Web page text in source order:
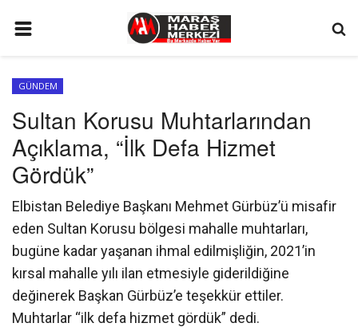
GÜNDEM
SİYASET
EKONOMİ
EĞİTİM
SPOR
İLETİŞİM
KÜNYE
FOTO GALERİ
GÜNDEM
Sultan Korusu Muhtarlarından
Açıklama, “İlk Defa Hizmet
Gördük”
Elbistan Belediye Başkanı Mehmet Gürbüz’ü misafir
eden Sultan Korusu bölgesi mahalle muhtarları,
bugüne kadar yaşanan ihmal edilmişliğin, 2021’in
kırsal mahalle yılı ilan etmesiyle giderildiğine
değinerek Başkan Gürbüz’e teşekkür ettiler.
Muhtarlar “ilk defa hizmet gördük” dedi.